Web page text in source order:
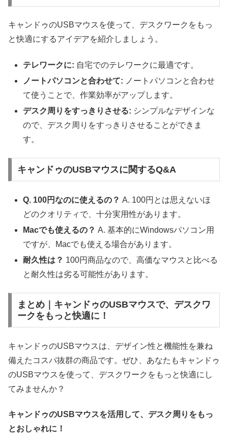
キャンドゥのUSBマウスを使って、デスクワークをもっ
と快適にするアイデアを紹介しましょう。
テレワークに: 自宅でのテレワークに最適です。
ノートパソコンと合わせて: ノートパソコンと合わせ
て使うことで、作業効率がアップします。
デスク周りをすっきりさせる: シンプルなデザインな
ので、デスク周りをすっきりさせることができま
す。
キャンドゥのUSBマウスに関するQ&A
Q. 100円なのに使えるの？ A. 100円とは思えないほ
どのクオリティで、十分実用性があります。
Macでも使えるの？ A. 基本的にWindowsパソコン用
ですが、Macでも使える場合があります。
耐久性は？ 100円商品なので、高価なマウスと比べる
と耐久性は劣る可能性があります。
まとめ｜キャンドゥのUSBマウスで、デスクワ
ークをもっと快適に！
キャンドゥのUSBマウスは、デザイン性と機能性を兼ね
備えたコスパ抜群の商品です。ぜひ、あなたもキャンドゥ
のUSBマウスを使って、デスクワークをもっと快適にし
てみませんか？
キャンドゥのUSBマウスを活用して、デスク周りをもっ
とおしゃれに！